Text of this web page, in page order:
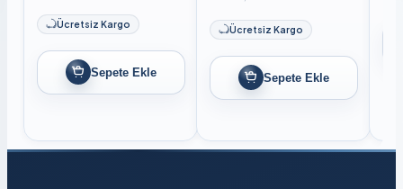
Ücretsiz Kargo
Sepete Ekle
Ücretsiz Kargo
Sepete Ekle